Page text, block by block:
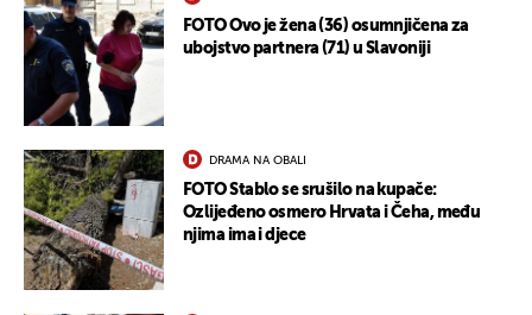
FOTO Ovo je žena (36) osumnjičena za
ubojstvo partnera (71) u Slavoniji
DRAMA NA OBALI
FOTO Stablo se srušilo na kupače:
Ozlijeđeno osmero Hrvata i Čeha, među
njima ima i djece